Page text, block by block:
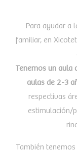
Para ayudar a
familiar, en
Tenemos un aula
aulas de 2-3
respectivas
estimulación/
También